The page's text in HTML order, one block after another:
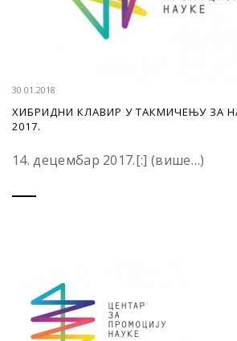
30.01.2018
ХИБРИДНИ КЛАВИР У ТАКМИЧЕЊУ ЗА
2017.
14. децембар 2017.[:] (више…)